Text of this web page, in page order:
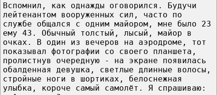
Вспомнил, как однажды оговорился. Будучи
лейтенантом вооруженных сил, часто по
службе общался с одним майором, мне было 23
ему 43. Обычный толстый, лысый, майор в
очках. В один из вечеров на аэродроме, тот
показывал фотографии со своего планшета,
пролистнув очередную - на экране появилась
обалденная девушка, светлые длинные волосы,
стройные ноги в шортиках, белоснежная
улыбка, короче самый самолёт. Я спрашиваю: